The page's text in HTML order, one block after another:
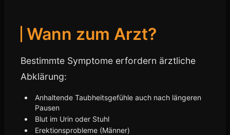
Wann zum Arzt?
Bestimmte Symptome erfordern ärztliche
Abklärung:
Anhaltende Taubheitsgefühle auch nach längeren
Pausen
Blut im Urin oder Stuhl
Erektionsprobleme (Männer)